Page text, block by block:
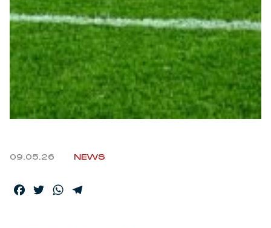
Party
Outlet
Caffè Boasi x Genoa
Helan x Genoa
09.05.26 NEWS
Facebook
TwitterWhatsApp